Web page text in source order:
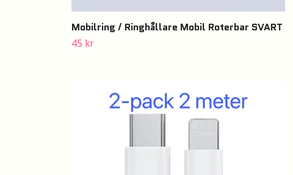
Mobilring / Ringhållare Mobil Roterbar SVART
45 kr